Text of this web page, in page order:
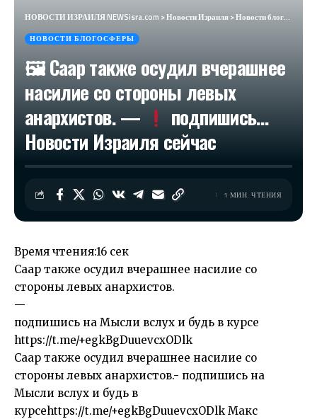
НОВОСТИ ИЗРАИЛЯ NEWSisra.com >Новости Израиля>Новости блогосферы
НОВОСТИ БЛОГОСФЕРЫ
🖼 Саар также осудил вчерашнее
насилие со стороны левых
анархистов. —
подпишись…​
Новости Израиля сейчас
1 МИН. ЧТЕНИЯ
Время чтения:16 сек
Саар также осудил вчерашнее насилие со
стороны левых анархистов.
—
подпишись на Мысли вслух и будь в курсе
https://t.me/+egkBgDuuevcxODlk
Саар также осудил вчерашнее насилие со
стороны левых анархистов.- подпишись на
Мысли вслух и будь в
курсеhttps://t.me/+egkBgDuuevcxODlk Макс